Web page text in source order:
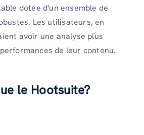
dotée d'un ensemble de
Les utilisateurs, en
avoir une analyse plus
de leur contenu.
le Hootsuite?